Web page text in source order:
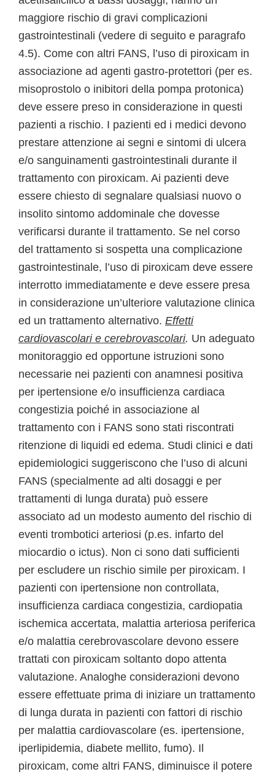
maggiore rischio di gravi complicazioni
gastrointestinali (vedere di seguito e paragrafo
4.5). Come con altri FANS, l’uso di piroxicam in
associazione ad agenti gastro-protettori (per es.
misoprostolo o inibitori della pompa protonica)
deve essere preso in considerazione in questi
pazienti a rischio. I pazienti ed i medici devono
prestare attenzione ai segni e sintomi di ulcera
e/o sanguinamenti gastrointestinali durante il
trattamento con piroxicam. Ai pazienti deve
essere chiesto di segnalare qualsiasi nuovo o
insolito sintomo addominale che dovesse
verificarsi durante il trattamento. Se nel corso
del trattamento si sospetta una complicazione
gastrointestinale, l’uso di piroxicam deve essere
interrotto immediatamente e deve essere presa
in considerazione un’ulteriore valutazione clinica
ed un trattamento alternativo. Effetti
cardiovascolari e cerebrovascolari. Un adeguato
monitoraggio ed opportune istruzioni sono
necessarie nei pazienti con anamnesi positiva
per ipertensione e/o insufficienza cardiaca
congestizia poiché in associazione al
trattamento con i FANS sono stati riscontrati
ritenzione di liquidi ed edema. Studi clinici e dati
epidemiologici suggeriscono che l’uso di alcuni
FANS (specialmente ad alti dosaggi e per
trattamenti di lunga durata) può essere
associato ad un modesto aumento del rischio di
eventi trombotici arteriosi (p.es. infarto del
miocardio o ictus). Non ci sono dati sufficienti
per escludere un rischio simile per piroxicam. I
pazienti con ipertensione non controllata,
insufficienza cardiaca congestizia, cardiopatia
ischemica accertata, malattia arteriosa periferica
e/o malattia cerebrovascolare devono essere
trattati con piroxicam soltanto dopo attenta
valutazione. Analoghe considerazioni devono
essere effettuate prima di iniziare un trattamento
di lunga durata in pazienti con fattori di rischio
per malattia cardiovascolare (es. ipertensione,
iperlipidemia, diabete mellito, fumo). Il
piroxicam, come altri FANS, diminuisce il potere